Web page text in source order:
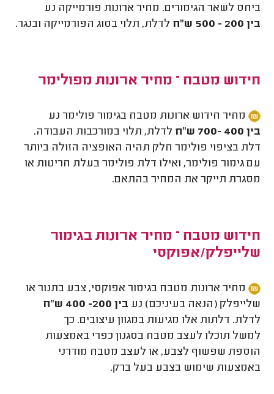
ביחס לשאר הגימורים. מחיר ארונות פורמייקה נע
בין 200 - 500 ש"ח
לדלת, תלוי בסוג הפורמייקה ובנגר.
חידוש מטבח – מחיר ארונות מפולימר
מחיר חידוש ארונות מטבח בגימור פולימר נע
בין 400 -700 ש"ח
לדלת, תלוי במורכבות העבודה.
דלת בציפוי פולימר חלק תהיה האופציה הזולה ביותר
עם גימור פולימר, ואילו דלת פולימר בעלת חריטות או
מסגרת תייקר את המחיר בהתאם.
חידוש מטבח – מחיר ארונות בגימור
שלייפלק/אפוקסי
מחיר ארונות מטבח בגימור אפוקסי, צבע בתנור או
שלייפלק (הנאה בעיניכם) נע בין 200- 400 ש"ח
לדלת. דלתות אלו מגיעות במגוון עיצובים. כך
למשל תוכלו לעצב מטבח בסגנון כפרי באמצעות
הוספת שפשוף לצבע, או לעצב מטבח מודרני
באמצעות שימוש בצבע בעל ברק.